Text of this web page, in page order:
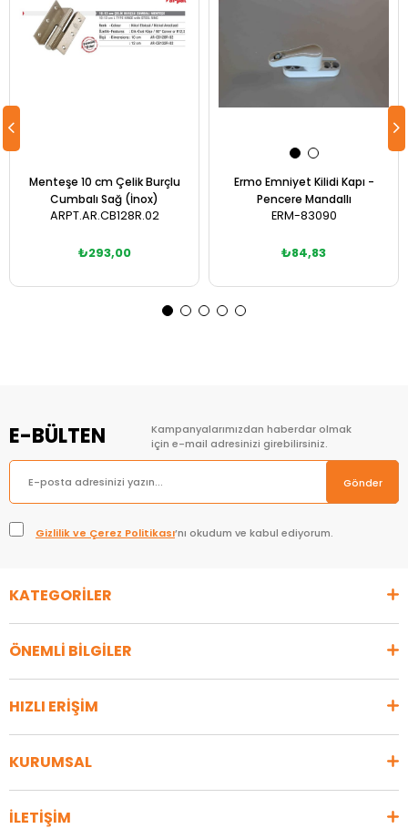
Menteşe 10 cm Çelik Burçlu
Cumbalı Sağ (İnox)
ARPT.AR.CB128R.02
₺293,00
Ermo Emniyet Kilidi Kapı -
Pencere Mandallı
ERM-83090
₺84,83
E-BÜLTEN
Kampanyalarımızdan haberdar olmak
için e-mail adresinizi girebilirsiniz.
Gönder
Gizlilik ve Çerez Politikası’nı okudum ve kabul ediyorum.
KATEGORİLER
ÖNEMLİ BİLGİLER
HIZLI ERİŞİM
KURUMSAL
İLETİŞİM